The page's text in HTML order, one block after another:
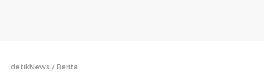
detikNews Berita